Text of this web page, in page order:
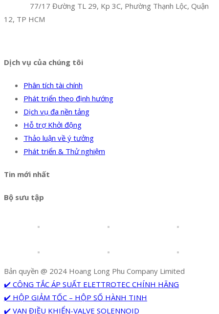
77/17 Đường TL 29, Kp 3C, Phường Thạnh Lộc, Quận
12, TP HCM
Dịch vụ của chúng tôi
Phân tích tài chính
Phát triển theo định hướng
Dịch vụ đa nền tảng
Hỗ trợ Khởi động
Thảo luận về ý tưởng
Phát triển & Thử nghiệm
Tin mới nhất
Bộ sưu tập
Bản quyền @ 2024 Hoang Long Phu Company Limited
✔️ CÔNG TẮC ÁP SUẤT ELETTROTEC CHÍNH HÃNG
✔️ HỘP GIẢM TỐC – HỘP SỐ HÀNH TINH
✔️ VAN ĐIỀU KHIỂN-VALVE SOLENNOID